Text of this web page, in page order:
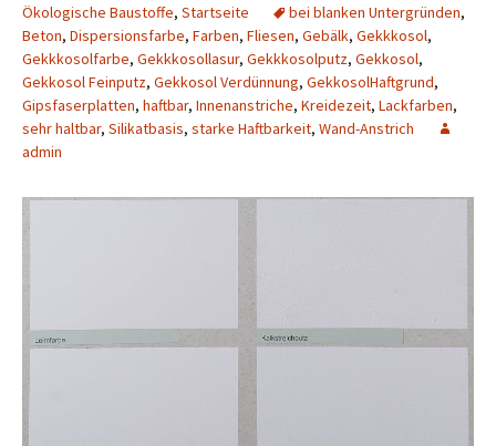
Ökologische Baustoffe, Startseite bei blanken Untergründen,
Beton, Dispersionsfarbe, Farben, Fliesen, Gebälk, Gekkkosol,
Gekkkosolfarbe, Gekkkosollasur, Gekkkosolputz, Gekkosol,
Gekkosol Feinputz, Gekkosol Verdünnung, GekkosolHaftgrund,
Gipsfaserplatten, haftbar, Innenanstriche, Kreidezeit, Lackfarben,
sehr haltbar, Silikatbasis, starke Haftbarkeit, Wand-Anstrich
admin